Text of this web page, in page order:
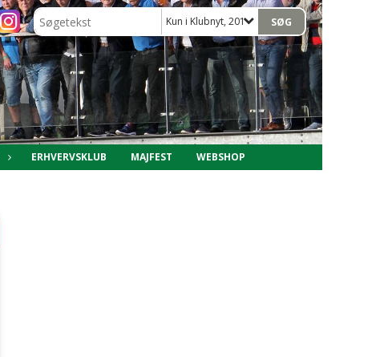
Kun i Klubnyt, 2019
ERHVERVSKLUB MAJFEST WEBSHOP